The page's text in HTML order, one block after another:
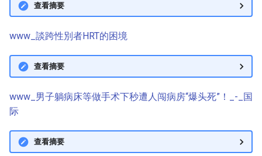
查看摘要
www_談跨性別者HRT的困境
查看摘要
www_男子躺病床等做手术下秒遭人闯病房“爆头死”！_-_国
际
查看摘要